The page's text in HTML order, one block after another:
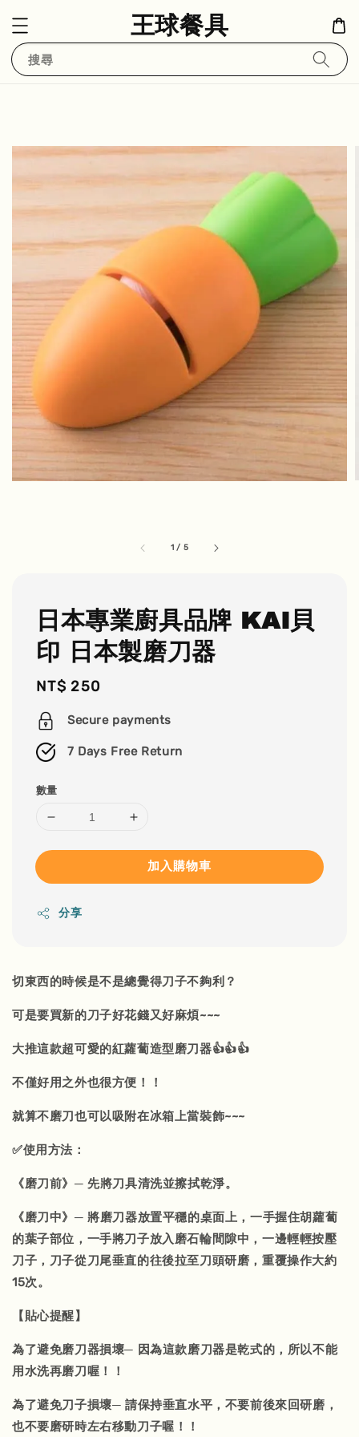
王球餐具
搜尋
1 / 5
日本專業廚具品牌 KAI貝
印 日本製磨刀器
Regular
price
NT$ 250
Secure payments
7 Days Free Return
數量
加入購物車
分享
切東西的時候是不是總覺得刀子不夠利？
可是要買新的刀子好花錢又好麻煩~~~
大推這款超可愛的紅蘿蔔造型磨刀器👍👍👍
不僅好用之外也很方便！！
就算不磨刀也可以吸附在冰箱上當裝飾~~~
✅使用方法：
《磨刀前》─ 先將刀具清洗並擦拭乾淨。
《磨刀中》─ 將磨刀器放置平穩的桌面上，一手握住胡蘿蔔
的葉子部位，一手將刀子放入磨石輪間隙中，一邊輕輕按壓
刀子，刀子從刀尾垂直的往後拉至刀頭研磨，重覆操作大約
15次。
【貼心提醒】
為了避免磨刀器損壞─ 因為這款磨刀器是乾式的，所以不能
用水洗再磨刀喔！！
為了避免刀子損壞─ 請保持垂直水平，不要前後來回研磨，
也不要磨研時左右移動刀子喔！！